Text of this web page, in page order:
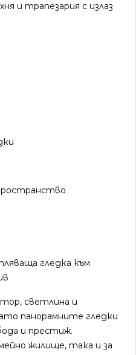
и трапезария с излаз
гледка към
светлина и
панорамните гледки
и престиж.
жилище, така и за